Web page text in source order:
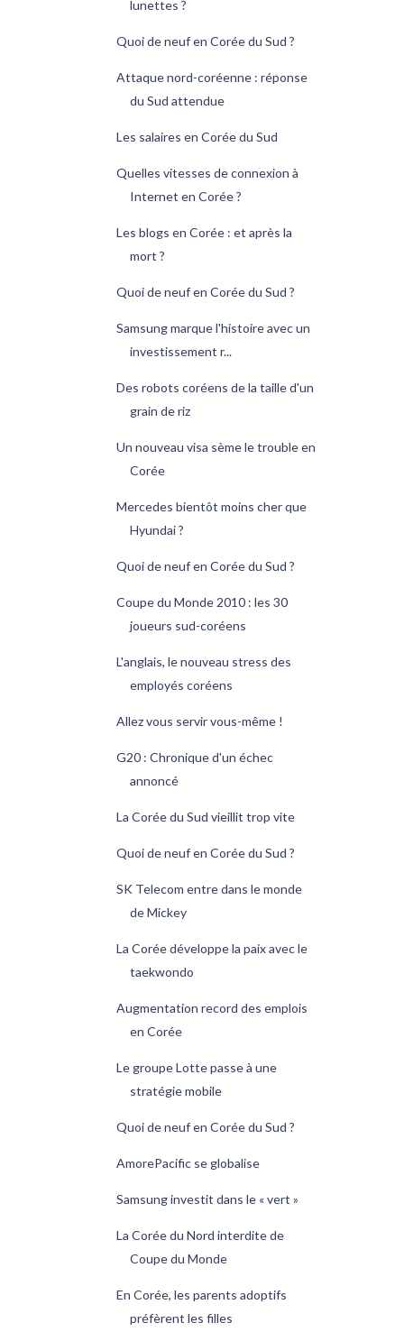
lunettes ?
Quoi de neuf en Corée du Sud ?
Attaque nord-coréenne : réponse
du Sud attendue
Les salaires en Corée du Sud
Quelles vitesses de connexion à
Internet en Corée ?
Les blogs en Corée : et après la
mort ?
Quoi de neuf en Corée du Sud ?
Samsung marque l'histoire avec un
investissement r...
Des robots coréens de la taille d'un
grain de riz
Un nouveau visa sème le trouble en
Corée
Mercedes bientôt moins cher que
Hyundai ?
Quoi de neuf en Corée du Sud ?
Coupe du Monde 2010 : les 30
joueurs sud-coréens
L'anglais, le nouveau stress des
employés coréens
Allez vous servir vous-même !
G20 : Chronique d'un échec
annoncé
La Corée du Sud vieillit trop vite
Quoi de neuf en Corée du Sud ?
SK Telecom entre dans le monde
de Mickey
La Corée développe la paix avec le
taekwondo
Augmentation record des emplois
en Corée
Le groupe Lotte passe à une
stratégie mobile
Quoi de neuf en Corée du Sud ?
AmorePacific se globalise
Samsung investit dans le « vert »
La Corée du Nord interdite de
Coupe du Monde
En Corée, les parents adoptifs
préfèrent les filles